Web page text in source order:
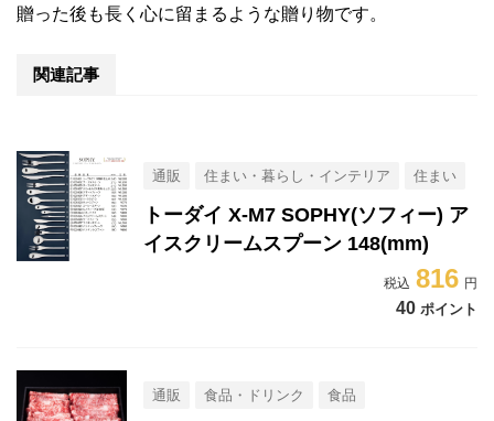
贈った後も長く心に留まるような贈り物です。
関連記事
通販 住まい・暮らし・インテリア 住まい
トーダイ X-M7 SOPHY(ソフィー) ア
イスクリームスプーン 148(mm)
816
40 ポイント
通販 食品・ドリンク 食品